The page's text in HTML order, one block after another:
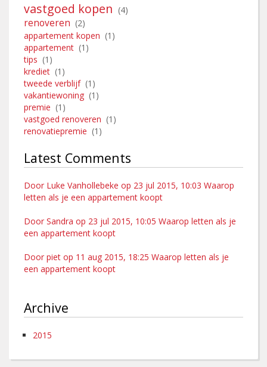
vastgoed kopen (4)
renoveren (2)
appartement kopen (1)
appartement (1)
tips (1)
krediet (1)
tweede verblijf (1)
vakantiewoning (1)
premie (1)
vastgoed renoveren (1)
renovatiepremie (1)
Latest Comments
Door Luke Vanhollebeke op 23 jul 2015, 10:03 Waarop
letten als je een appartement koopt
Door Sandra op 23 jul 2015, 10:05 Waarop letten als je
een appartement koopt
Door piet op 11 aug 2015, 18:25 Waarop letten als je
een appartement koopt
Archive
2015